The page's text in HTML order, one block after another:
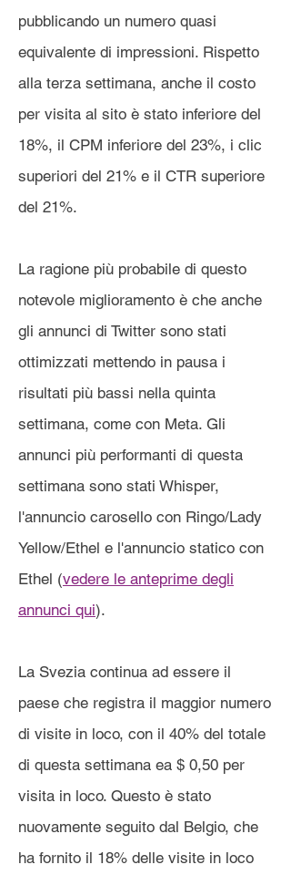
pubblicando un numero quasi
equivalente di impressioni. Rispetto
alla terza settimana, anche il costo
per visita al sito è stato inferiore del
18%, il CPM inferiore del 23%, i clic
superiori del 21% e il CTR superiore
del 21%.
La ragione più probabile di questo
notevole miglioramento è che anche
gli annunci di Twitter sono stati
ottimizzati mettendo in pausa i
risultati più bassi nella quinta
settimana, come con Meta. Gli
annunci più performanti di questa
settimana sono stati Whisper,
l'annuncio carosello con Ringo/Lady
Yellow/Ethel e l'annuncio statico con
Ethel (vedere le anteprime degli
annunci qui).
La Svezia continua ad essere il
paese che registra il maggior numero
di visite in loco, con il 40% del totale
di questa settimana ea $ 0,50 per
visita in loco. Questo è stato
nuovamente seguito dal Belgio, che
ha fornito il 18% delle visite in loco